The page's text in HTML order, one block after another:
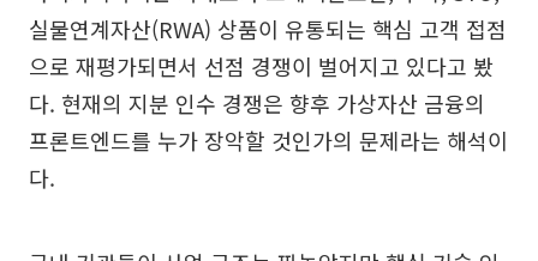
실물연계자산(RWA) 상품이 유통되는 핵심 고객 접점
으로 재평가되면서 선점 경쟁이 벌어지고 있다고 봤
다. 현재의 지분 인수 경쟁은 향후 가상자산 금융의
프론트엔드를 누가 장악할 것인가의 문제라는 해석이
다.